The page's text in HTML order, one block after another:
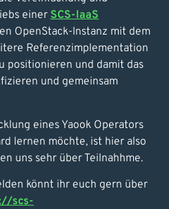
einer SCS-IaaS
OpenStack-Instanz mit dem
Referenzimplementation
positionieren und damit das
und gemeinsam
eines Yaook Operators
lernen möchte, ist hier also
uns sehr über Teilnahhme.
könnt ihr euch gern über
scs-